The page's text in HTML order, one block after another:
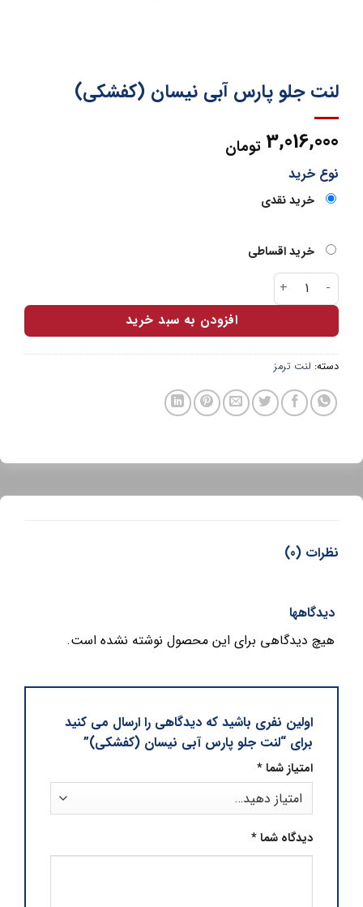
لنت جلو پارس آبی نیسان (کفشکی)
3,016,000 تومان
نوع خرید
خرید نقدی
خرید اقساطی
لنت جلو پارس آبی نیسان (کفشکی) عدد
افزودن به سبد خرید
دسته:لنت ترمز
نظرات (0)
دیدگاهها
هیچ دیدگاهی برای این محصول نوشته نشده است.
اولین نفری باشید که دیدگاهی را ارسال می کنید
برای “لنت جلو پارس آبی نیسان (کفشکی)”
امتیاز شما*
دیدگاه شما*